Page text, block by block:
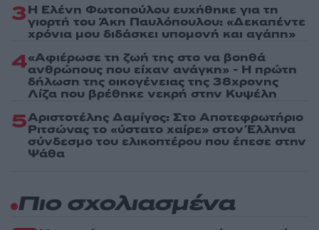
3Η Ελένη Φωτοπούλου ευχήθηκε για τη
γιορτή του Άκη Παυλόπουλου: «Δεκαπέντε
χρόνια μου διδάσκει υπομονή και αγάπη»
4«Αφιέρωσε τη ζωή της στο να βοηθά
ανθρώπους που είχαν ανάγκη» - Η πρώτη
δήλωση της οικογένειας της 38χρονης
Λίζα που βρέθηκε νεκρή στην Κυψέλη
5Αριστοτέλης Δαμίγος: Στο Αποτεφρωτήριο
Ριτσώνας το «ύστατο χαίρε» στον Έλληνα
σύνδεσμο του ελικοπτέρου που έπεσε στην
Ψάθα
Πιο σχολιασμένα